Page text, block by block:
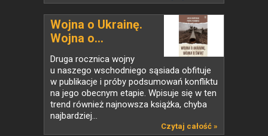
Wojna o Ukrainę.
Wojna o...
Druga rocznica wojny
u naszego wschodniego sąsiada obfituje
w publikacje i próby podsumowań konfliktu
na jego obecnym etapie. Wpisuje się w ten
trend również najnowsza książka, chyba
najbardziej...
Czytaj całość »